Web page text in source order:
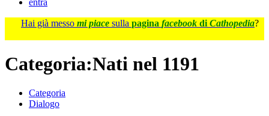
entra
Hai già messo mi piace sulla pagina facebook di Cathopedia?
Categoria:Nati nel 1191
Categoria
Dialogo